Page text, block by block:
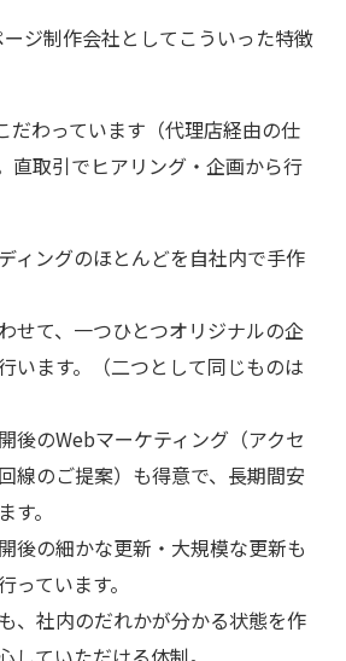
ジ制作会社としてこういった特徴
だわっています（代理店経由の仕
直取引でヒアリング・企画から行
ィングのほとんどを自社内で手作
せて、一つひとつオリジナルの企
います。（二つとして同じものは
後のWebマーケティング（アクセ
線のご提案）も得意で、長期間安
。
後の細かな更新・大規模な更新も
っています。
、社内のだれかが分かる状態を作